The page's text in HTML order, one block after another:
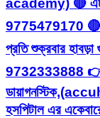
academy) 🔴
9775479170 🔴
প্রতি শুক্রবার
9732333888 👉
হসপিটাল এর